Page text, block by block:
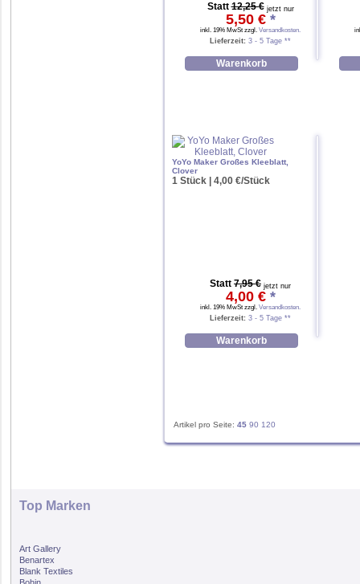
Statt12,25 € jetzt nur
5,50 € *
inkl. 19% MwSt zzgl. Versandkosten.
Lieferzeit: 3 - 5 Tage **
YoYo Maker Großes Kleeblatt,
Clover
1 Stück | 4,00 €/Stück
Statt 7,95 € jetzt nur
4,00 € *
inkl. 19% MwSt zzgl. Versandkosten.
Lieferzeit: 3 - 5 Tage **
Artikel pro Seite: 45 90 120
Top Marken
Art Gallery
Benartex
Blank Textiles